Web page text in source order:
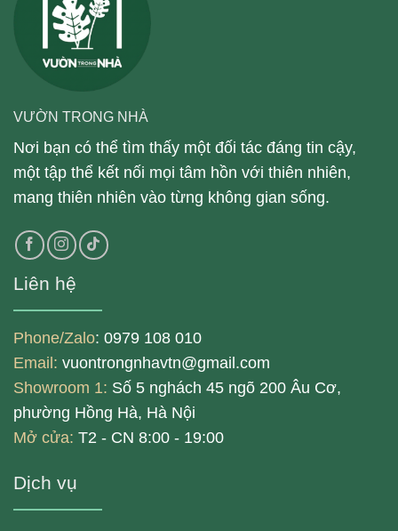
VƯỜN TRONG NHÀ
Nơi bạn có thể tìm thấy một đối tác đáng tin cậy,
một tập thể kết nối mọi tâm hồn với thiên nhiên,
mang thiên nhiên vào từng không gian sống.
Liên hệ
Phone/Zalo: 0979 108 010
Email: vuontrongnhavtn@gmail.com
Showroom 1: Số 5 nghách 45 ngõ 200 Âu Cơ,
phường Hồng Hà, Hà Nội
Mở cửa: T2 - CN 8:00 - 19:00
Dịch vụ